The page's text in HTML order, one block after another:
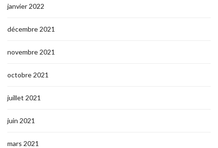
janvier 2022
décembre 2021
novembre 2021
octobre 2021
juillet 2021
juin 2021
mars 2021